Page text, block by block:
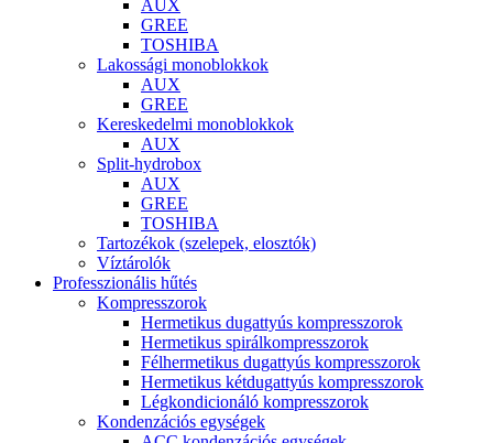
AUX
GREE
TOSHIBA
Lakossági monoblokkok
AUX
GREE
Kereskedelmi monoblokkok
AUX
Split-hydrobox
AUX
GREE
TOSHIBA
Tartozékok (szelepek, elosztók)
Víztárolók
Professzionális hűtés
Kompresszorok
Hermetikus dugattyús kompresszorok
Hermetikus spirálkompresszorok
Félhermetikus dugattyús kompresszorok
Hermetikus kétdugattyús kompresszorok
Légkondicionáló kompresszorok
Kondenzációs egységek